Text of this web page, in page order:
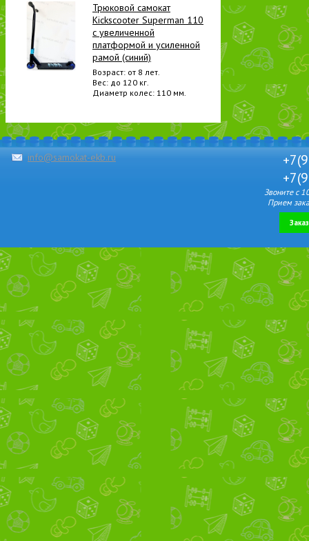
Трюковой самокат
Kickscooter Superman 110
с увеличенной
платформой и усиленной
рамой (синий)
Возраст: от 8 лет.
Вес: до 120 кг.
Диаметр колес: 110 мм.
info@samokat-ekb.ru
Звоните с
Прием